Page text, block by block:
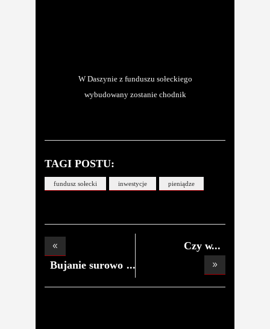
W Daszynie z funduszu sołeckiego
wybudowany zostanie chodnik
TAGI POSTU:
fundusz sołecki inwestycje pieniądze
Bujanie surowo
Czy w